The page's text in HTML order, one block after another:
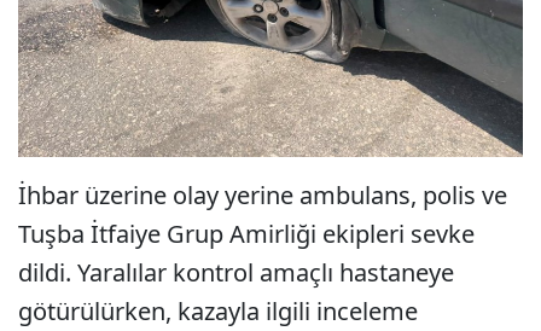
İhbar üzerine olay yerine ambulans, polis ve
Tuşba İtfaiye Grup Amirliği ekipleri sevke
dildi. Yaralılar kontrol amaçlı hastaneye
götürülürken, kazayla ilgili inceleme